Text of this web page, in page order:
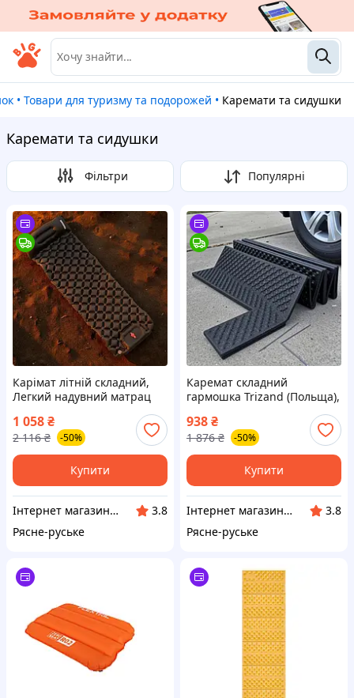
• Товари для туризму та подорожей • Каремати та сидушки
Каремати та сидушки
Фільтри Популярні
Карімат літній складний,
Легкий надувний матрац
надувний кемпінг, ITR
1 058₴
2 116 ₴ -50%
Купити
Інтернет магазин Єнот
3.8
Рясне-руське
Каремат складний
гармошка Trizand (Польща),
туристичний, Килимок
каремат туристичний, ITR
938₴
1 876 ₴ -50%
Купити
Інтернет магазин Єнот
3.8
Рясне-руське